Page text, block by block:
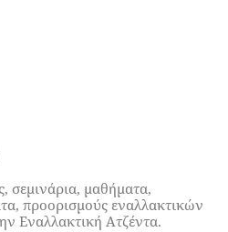
σεμινάρια, μαθήματα,
προορισμούς εναλλακτικών
Εναλλακτική Ατζέντα.